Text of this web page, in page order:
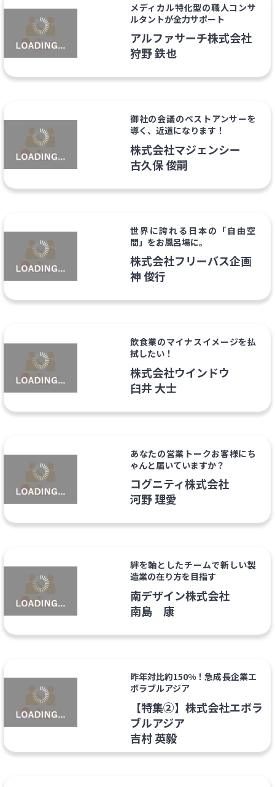
メディカル特化型の職人コンサ
ルタントが全力サポート
アルファサーチ株式会社
狩野 鉄也
御社の会議のベストアンサーを
導く、近道になります！
株式会社マジェンシー
古久保 俊嗣
世界に誇れる日本の「自由空
間」をお風呂場に。
株式会社フリーバス企画
神 俊行
飲食業のマイナスイメージを払
拭したい！
株式会社ウインドウ
臼井 大士
あなたの営業トークお客様にち
ゃんと届いていますか？
コグニティ株式会社
河野 理愛
絆を軸としたチームで新しい製
造業の在り方を目指す
南デザイン株式会社
南島 康
昨年対比約150%！急成長企業エ
ボラブルアジア
【特集②】株式会社エボラ
ブルアジア
吉村 英毅